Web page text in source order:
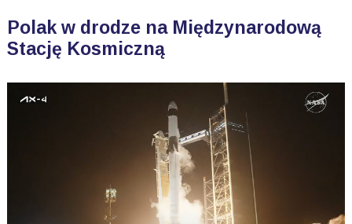
Polak w drodze na Międzynarodową
Stację Kosmiczną